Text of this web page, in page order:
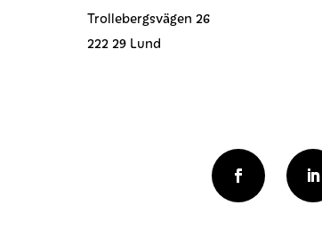
Trollebergsvägen 26
222 29 Lund